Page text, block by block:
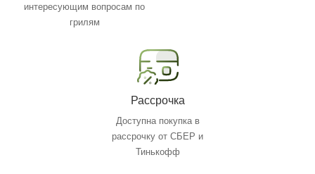
интересующим вопросам по
грилям
Рассрочка
Доступна покупка в
рассрочку от СБЕР и
Тинькофф